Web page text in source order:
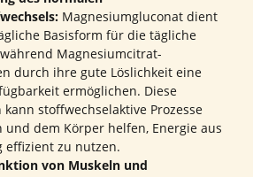
Magnesiumgluconat dient
Basisform für die tägliche
Magnesiumcitrat-
durch ihre gute Löslichkeit eine
ermöglichen. Diese
stoffwechselaktive Prozesse
und dem Körper helfen, Energie aus
effizient zu nutzen.
von Muskeln und